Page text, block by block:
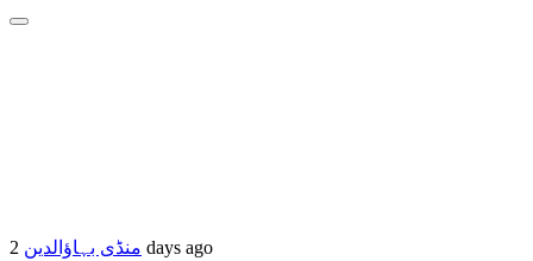
منڈی بہاؤالدین 2 days ago